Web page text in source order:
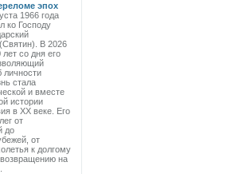
эпох
1966 года
ко Господу
В 2026
лет со дня его
стала
и вместе
истории
в XX веке. Его
от
до
от
к долгому
на